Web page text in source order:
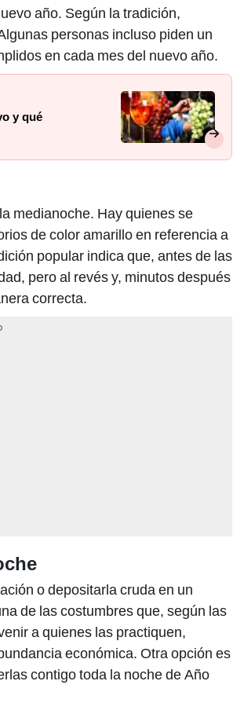
año. Según la tradición,
personas incluso piden un
en cada mes del nuevo año.
y qué
medianoche. Hay quienes se
de color amarillo en referencia a
popular indica que, antes de las
pero al revés y, minutos después
correcta.
o depositarla cruda en un
de las costumbres que, según las
a quienes las practiquen,
económica. Otra opción es
contigo toda la noche de Año